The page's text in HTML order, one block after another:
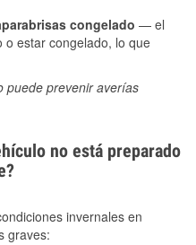
congelado — el
o estar congelado, lo que
puede prevenir averías
no está preparado
invernales en
graves: